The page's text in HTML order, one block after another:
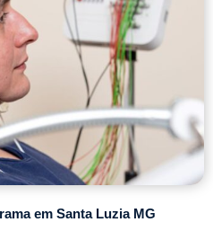
em Santa Luzia MG